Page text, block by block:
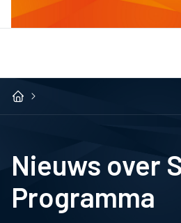
Nieuws over
Programma